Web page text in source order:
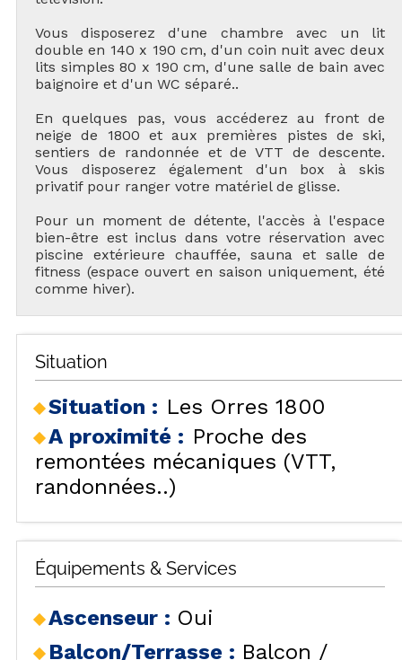
Vous disposerez d'une chambre avec un lit
double en 140 x 190 cm, d'un coin nuit avec deux
lits simples 80 x 190 cm, d'une salle de bain avec
baignoire et d'un WC séparé..
En quelques pas, vous accéderez au front de
neige de 1800 et aux premières pistes de ski,
sentiers de randonnée et de VTT de descente.
Vous disposerez également d'un box à skis
privatif pour ranger votre matériel de glisse.
Pour un moment de détente, l'accès à l'espace
bien-être est inclus dans votre réservation avec
piscine extérieure chauffée, sauna et salle de
fitness (espace ouvert en saison uniquement, été
comme hiver).
Situation
Situation : Les Orres 1800
A proximité : Proche des
remontées mécaniques (VTT,
randonnées..)
Équipements & Services
Ascenseur : Oui
Balcon/Terrasse : Balcon /